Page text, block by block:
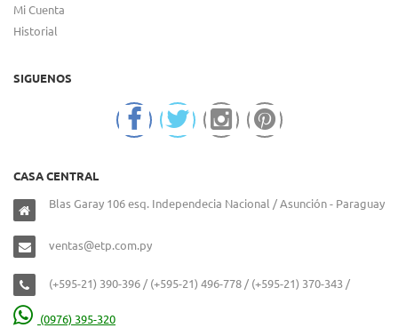
Mi Cuenta
Historial
SIGUENOS
CASA CENTRAL
Blas Garay 106 esq. Independecia Nacional / Asunción - Paraguay
ventas@etp.com.py
(+595-21) 390-396 / (+595-21) 496-778 / (+595-21) 370-343 /
(0976) 395-320